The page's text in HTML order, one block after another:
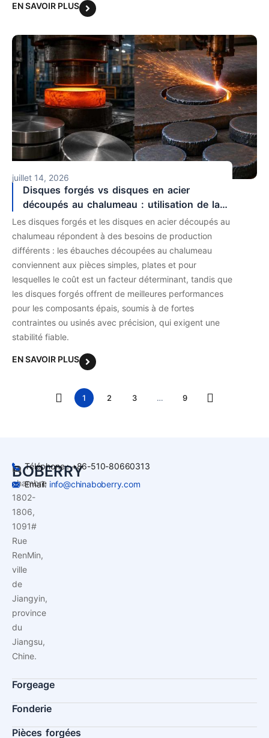
EN SAVOIR PLUS
juillet 14, 2026
Disques forgés vs disques en acier
découpés au chalumeau : utilisation de la
matière et stabilité à l’usinage
Les disques forgés et les disques en acier découpés au
chalumeau répondent à des besoins de production
différents : les ébauches découpées au chalumeau
conviennent aux pièces simples, plates et pour
lesquelles le coût est un facteur déterminant, tandis que
les disques forgés offrent de meilleures performances
pour les composants épais, soumis à de fortes
contraintes ou usinés avec précision, qui exigent une
stabilité fiable.
EN SAVOIR PLUS
 1 2 3 … 9 
BOBERRY
La
chambre
1802-
1806,
1091#
Rue
RenMin,
ville
de
Jiangyin,
province
du
Jiangsu,
Chine.
Téléphone : +86-510-80660313
Email: info@chinaboberry.com
Forgeage
Fonderie
Pièces forgées